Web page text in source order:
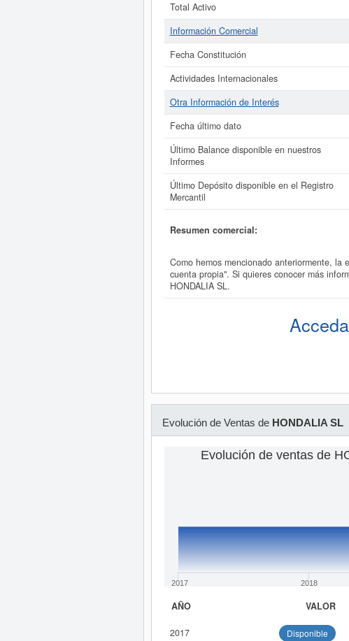
Total Activo
Información Comercial
Fecha Constitución
Actividades Internacionales
Otra Información de Interés
Fecha último dato
Último Balance disponible en nuestros
Informes
Último Depósito disponible en el Registro
Mercantil
Resumen comercial:
Como hemos mencionado anteriormente, la
cuenta propia". Si quieres conocer más
HONDALIA SL.
Evolución de Ventas de HONDALIA SL
Evolución de ventas de
2017 2018
AÑO VALOR
2017 Disponible